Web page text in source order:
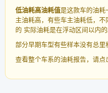
低油耗高油耗值是这款车的油耗
主油耗高，有些车主油耗低，
的 实际油耗是在浮动区间以内的
部分早期车型有些样本没有总里
查看整个车系的油耗报告，请点